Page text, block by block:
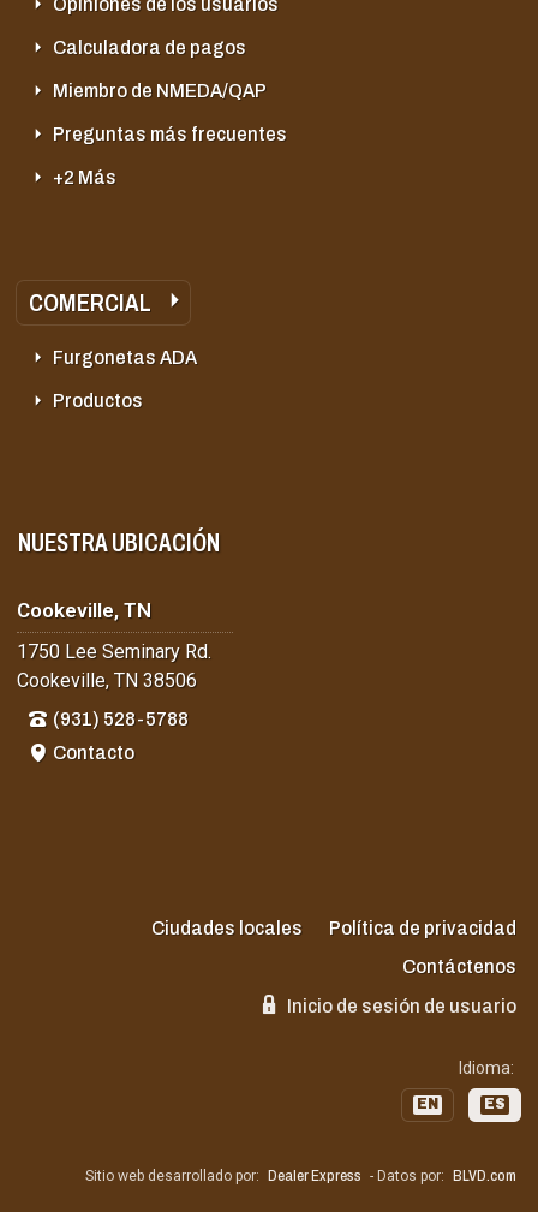
Calculadora de pagos
Miembro de NMEDA/QAP
Preguntas más frecuentes
+2 Más
COMERCIAL
Furgonetas ADA
Productos
NUESTRA UBICACIÓN
Cookeville, TN
1750 Lee Seminary Rd.
Cookeville, TN 38506
(931) 528-5788
Contacto
Ciudades locales
Política de privacidad
Contáctenos
Inicio de sesión de usuario
Idioma:
EN ES
Sitio web desarrollado por: Dealer Express - Datos por: BLVD.com